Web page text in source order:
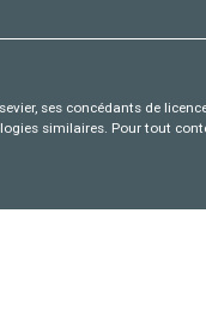
ses concédants de
similaires. Pour tout